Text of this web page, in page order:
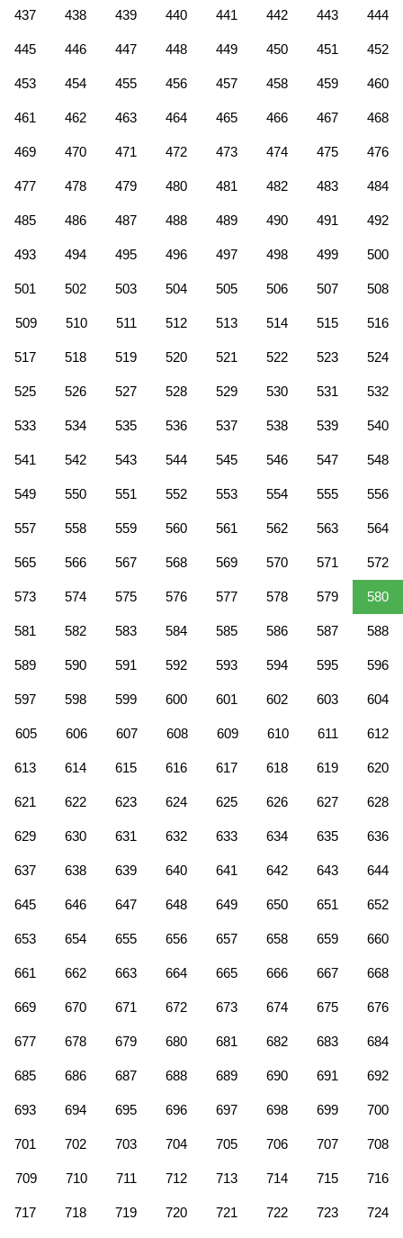
437 438 439 440 441 442 443 444
445 446 447 448 449 450 451 452
453 454 455 456 457 458 459 460
461 462 463 464 465 466 467 468
469 470 471 472 473 474 475 476
477 478 479 480 481 482 483 484
485 486 487 488 489 490 491 492
493 494 495 496 497 498 499 500
501 502 503 504 505 506 507 508
509 510 511 512 513 514 515 516
517 518 519 520 521 522 523 524
525 526 527 528 529 530 531 532
533 534 535 536 537 538 539 540
541 542 543 544 545 546 547 548
549 550 551 552 553 554 555 556
557 558 559 560 561 562 563 564
565 566 567 568 569 570 571 572
573 574 575 576 577 578 579 580
581 582 583 584 585 586 587 588
589 590 591 592 593 594 595 596
597 598 599 600 601 602 603 604
605 606 607 608 609 610 611 612
613 614 615 616 617 618 619 620
621 622 623 624 625 626 627 628
629 630 631 632 633 634 635 636
637 638 639 640 641 642 643 644
645 646 647 648 649 650 651 652
653 654 655 656 657 658 659 660
661 662 663 664 665 666 667 668
669 670 671 672 673 674 675 676
677 678 679 680 681 682 683 684
685 686 687 688 689 690 691 692
693 694 695 696 697 698 699 700
701 702 703 704 705 706 707 708
709 710 711 712 713 714 715 716
717 718 719 720 721 722 723 724